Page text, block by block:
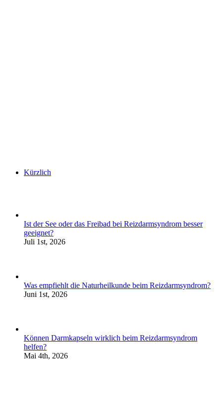
Kürzlich
Ist der See oder das Freibad bei Reizdarmsyndrom besser
geeignet?
Juli 1st, 2026
Was empfiehlt die Naturheilkunde beim Reizdarmsyndrom?
Juni 1st, 2026
Können Darmkapseln wirklich beim Reizdarmsyndrom
helfen?
Mai 4th, 2026